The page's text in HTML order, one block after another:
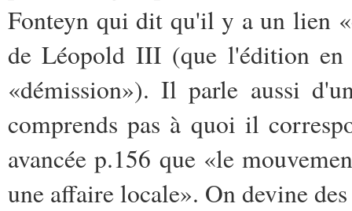
Fonteyn qui dit qu'il y a un lien
de Léopold III (que l'édition en
«démission»). Il parle aussi
comprends pas à quoi il
avancée p.156 que «le
une affaire locale». On devine